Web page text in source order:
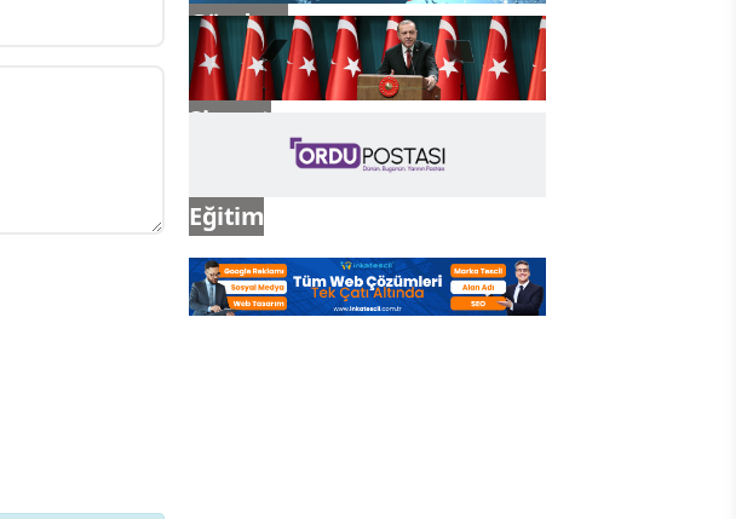
Gündem
Siyaset
Eğitim